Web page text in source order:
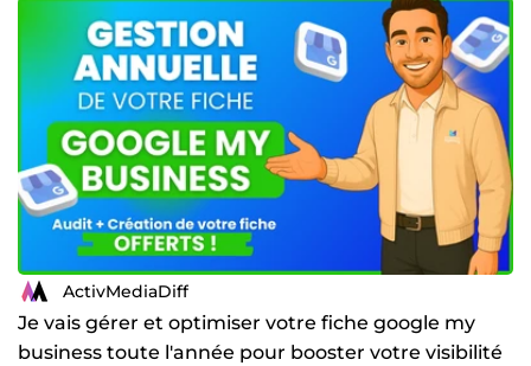
ActivMediaDiff
Je vais gérer et optimiser votre fiche google my
business toute l'année pour booster votre visibilité